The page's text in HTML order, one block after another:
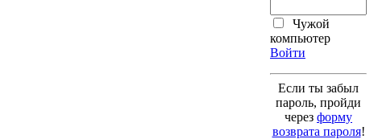
Чужой
компьютер
Войти
Если ты забыл
пароль, пройди
через форму
возврата пароля!